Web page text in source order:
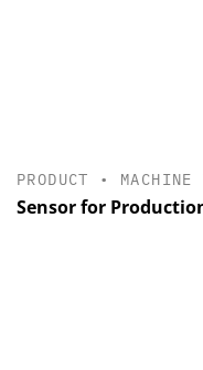
PRODUCT •
Sensor for